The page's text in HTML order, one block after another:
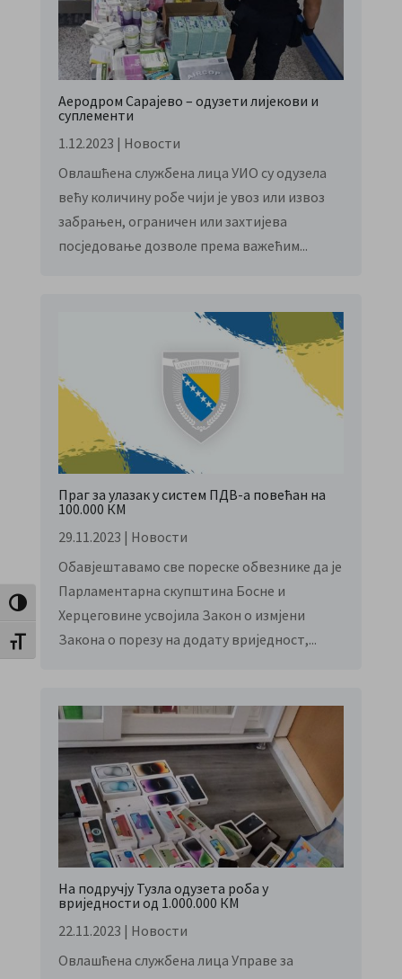
Toggle High Contrast
Toggle Font size
Аеродром Сарајево – одузети лијекови и
суплементи
1.12.2023 | Новости
Овлашћена службена лица УИО су одузела
већу количину робе чији је увоз или извоз
забрањен, ограничен или захтијева
посједовање дозволе према важећим...
Праг за улазак у систем ПДВ-а повећан на
100.000 КМ
29.11.2023 | Новости
Обавјештавамо све пореске обвезнике да је
Парламентарна скупштина Босне и
Херцеговине усвојила Закон о измјени
Закона о порезу на додату вриједност,...
На подручју Тузла одузета роба у
вриједности од 1.000.000 КМ
22.11.2023 | Новости
Овлашћена службена лица Управе за